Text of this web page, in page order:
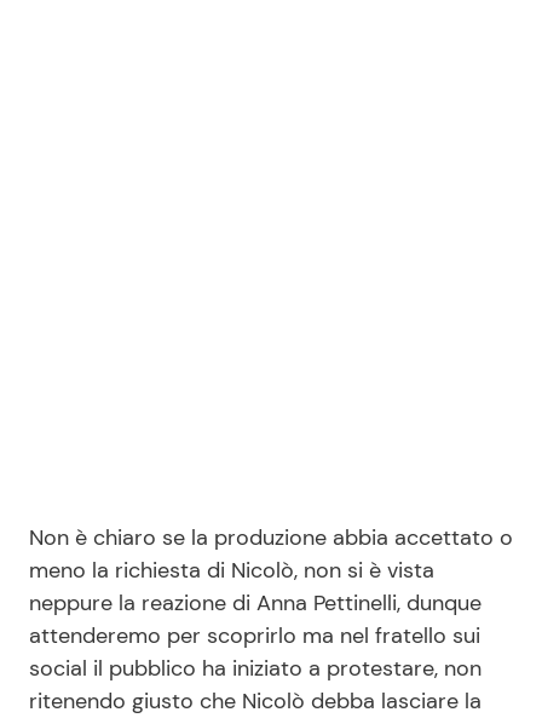
Non è chiaro se la produzione abbia accettato o
meno la richiesta di Nicolò, non si è vista
neppure la reazione di Anna Pettinelli, dunque
attenderemo per scoprirlo ma nel fratello sui
social il pubblico ha iniziato a protestare, non
ritenendo giusto che Nicolò debba lasciare la